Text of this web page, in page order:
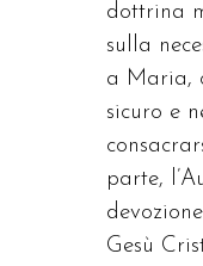
dottrina
sulla
a Maria,
sicuro e
parte,
Gesù